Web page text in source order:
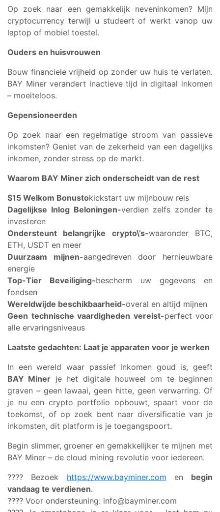
Op zoek naar een gemakkelijk neveninkomen? Mijn
cryptocurrency terwijl u studeert of werkt vanop uw
laptop of mobiel toestel.
Ouders en huisvrouwen
Bouw financiele vrijheid op zonder uw huis te verlaten.
BAY Miner verandert inactieve tijd in digitaal inkomen
– moeiteloos.
Gepensioneerden
Op zoek naar een regelmatige stroom van passieve
inkomsten? Geniet van de zekerheid van een dagelijks
inkomen, zonder stress op de markt.
Waarom BAY Miner zich onderscheidt van de rest
$15 Welkom Bonustokickstart uw mijnbouw reis
Dagelijkse Inlog Beloningen-verdien zelfs zonder te
investeren
Ondersteunt belangrijke crypto\’s-waaronder BTC,
ETH, USDT en meer
Duurzaam mijnen-aangedreven door hernieuwbare
energie
Top-Tier Beveiliging-bescherm uw gegevens en
fondsen
Wereldwijde beschikbaarheid-overal en altijd mijnen
Geen technische vaardigheden vereist-perfect voor
alle ervaringsniveaus
Laatste gedachten: Laat je apparaten voor je werken
In een wereld waar passief inkomen goud is, geeft
BAY Miner je het digitale houweel om te beginnen
graven – geen lawaai, geen hitte, geen verwarring. Of
je nu een crypto portfolio opbouwt, spaart voor de
toekomst, of op zoek bent naar diversificatie van je
inkomsten, dit platform is je toegangspoort.
Begin slimmer, groener en gemakkelijker te mijnen met
BAY Miner – de cloud mining revolutie voor iedereen.
???? Bezoek https://www.bayminer.com en begin
vandaag te verdienen.
???? Voor ondersteuning: info@bayminer.com